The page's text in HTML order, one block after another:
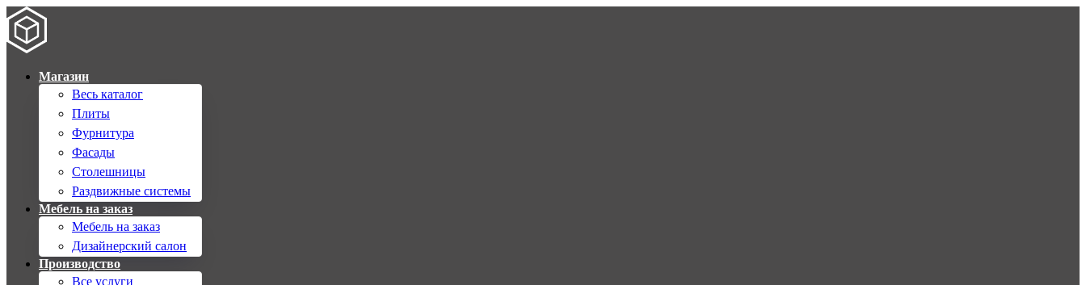
Магазин
Весь каталог
Плиты
Фурнитура
Фасады
Столешницы
Раздвижные системы
Мебель на заказ
Мебель на заказ
Дизайнерский салон
Производство
Все услуги